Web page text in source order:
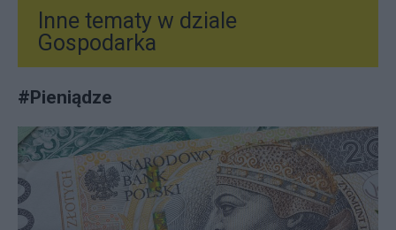
Inne tematy w dziale
Gospodarka
#Pieniądze